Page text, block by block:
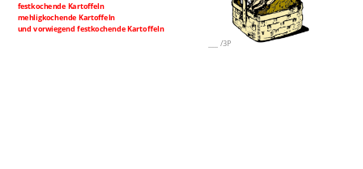
festkochende Kartoffeln
mehligkochende Kartoffeln
und vorwiegend festkochende Kartoffeln
/3P